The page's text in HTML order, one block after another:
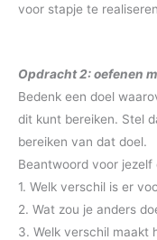
voor stapje te
Opdracht 2: oefenen
Bedenk een doel
dit kunt bereiken. Stel
bereiken van dat doel.
Beantwoord voor
1. Welk verschil is er
2. Wat zou je anders
3. Welk verschil maakt